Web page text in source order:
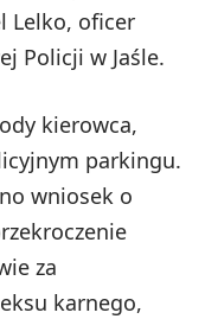
Lelko, oficer
Policji w Jaśle.
kierowca,
parkingu.
wniosek o
za
karnego,